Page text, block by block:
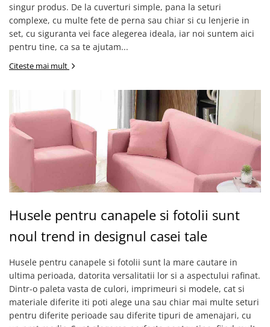
singur produs. De la cuverturi simple, pana la seturi
complexe, cu multe fete de perna sau chiar si cu lenjerie in
set, cu siguranta vei face alegerea ideala, iar noi suntem aici
pentru tine, ca sa te ajutam...
Citeste mai mult
Husele pentru canapele si fotolii sunt
noul trend in designul casei tale
Husele pentru canapele si fotolii sunt la mare cautare in
ultima perioada, datorita versalitatii lor si a aspectului rafinat.
Dintr-o paleta vasta de culori, imprimeuri si modele, cat si
materiale diferite iti poti alege una sau chiar mai multe seturi
pentru diferite perioade sau diferite tipuri de amenajari, cu